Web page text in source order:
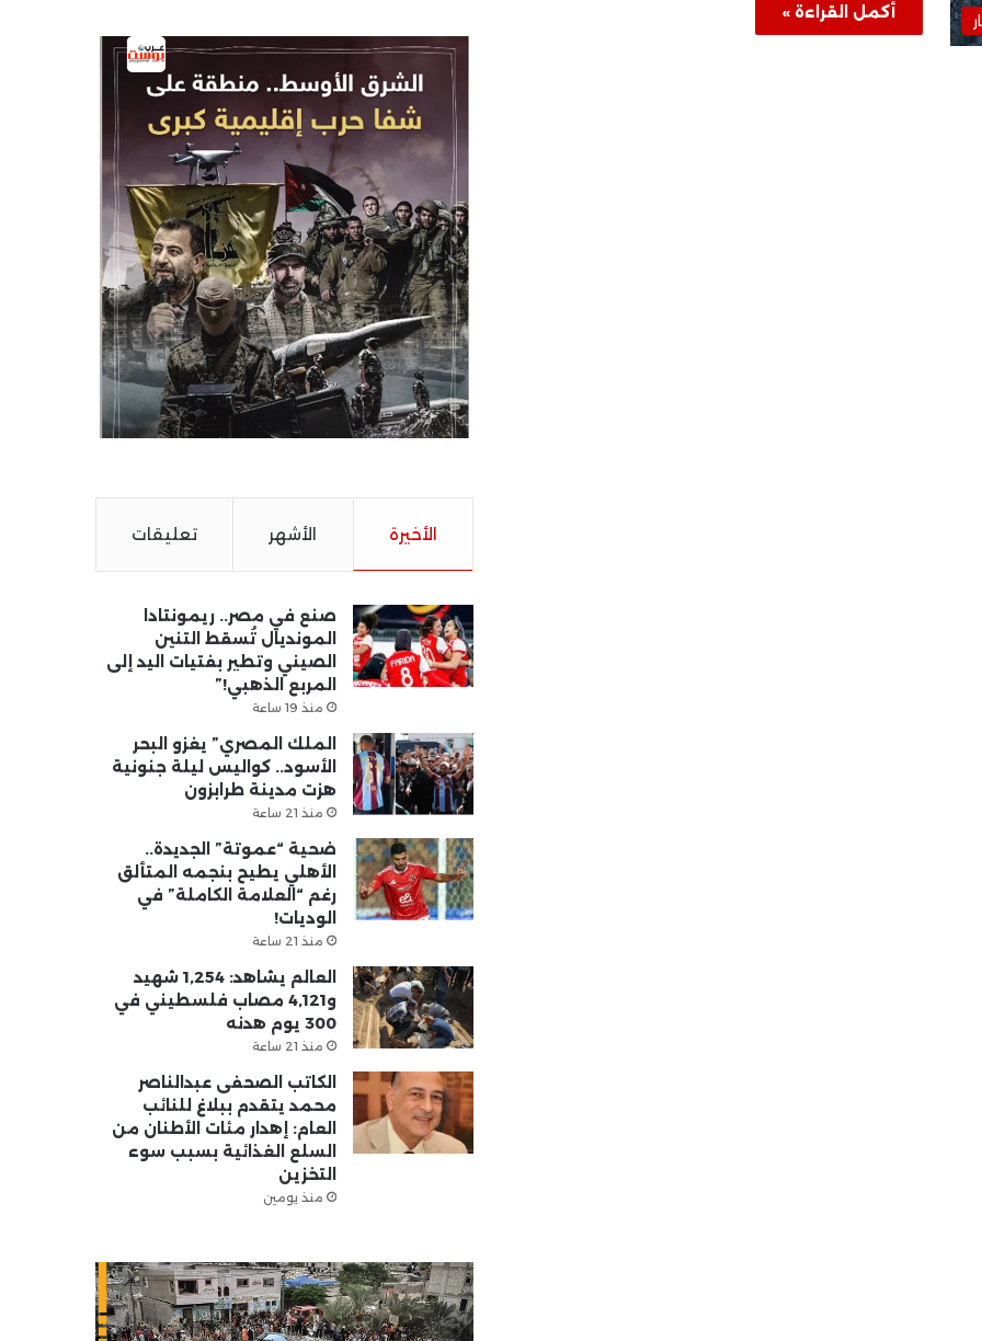
أكمل القراءة »
الأخيرة الأشهر تعليقات
صنع في مصر.. ريمونتادا
المونديال تُسقط التنين
الصيني وتطير بفتيات اليد إلى
المربع الذهبي!”
منذ 19 ساعة
الملك المصري” يغزو البحر
الأسود.. كواليس ليلة جنونية
هزت مدينة طرابزون
منذ 21 ساعة
ضحية “عموتة” الجديدة..
الأهلي يطيح بنجمه المتألق
رغم “العلامة الكاملة” في
الوديات!
منذ 21 ساعة
العالم يشاهد: 1,254 شهيد
و4,121 مصاب فلسطيني في
300 يوم هدنه
منذ 21 ساعة
الكاتب الصحفى عبدالناصر
محمد يتقدم ببلاغ للنائب
العام: إهدار مئات الأطنان من
السلع الغذائية بسبب سوء
التخزين
منذ يومين